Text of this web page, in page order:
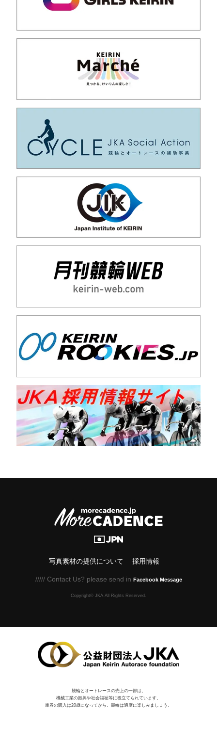
写真素材の提供について 採用情報
///// Contact Us? please send in Facebook Message
Copyright© JKA.All Rights Reserved.
競輪とオートレースの売上の一部は、
機械⼯業の振興や社会福祉等に役⽴てられています。
車券の購入は20歳になってから。競輪は適度に楽しみましょう。